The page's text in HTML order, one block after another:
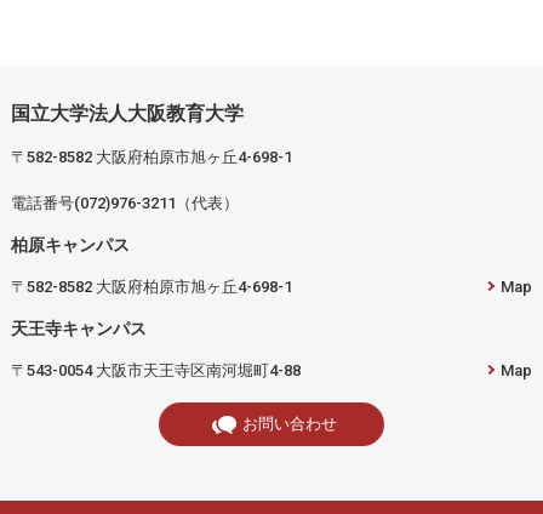
国立大学法人大阪教育大学
〒582-8582 大阪府柏原市旭ヶ丘4-698-1
電話番号(072)976-3211（代表）
柏原キャンパス
〒582-8582 大阪府柏原市旭ヶ丘4-698-1 Map
天王寺キャンパス
〒543-0054 大阪市天王寺区南河堀町4-88 Map
お問い合わせ